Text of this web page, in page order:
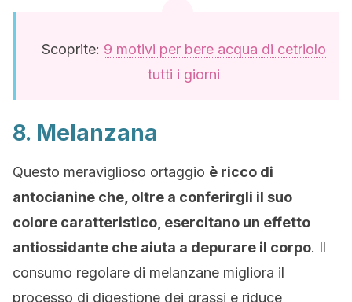
Scoprite: 9 motivi per bere acqua di cetriolo
tutti i giorni
8. Melanzana
Questo meraviglioso ortaggio è ricco di
antocianine che, oltre a conferirgli il suo
colore caratteristico, esercitano un effetto
antiossidante che aiuta a depurare il corpo. Il
consumo regolare di melanzane migliora il
processo di digestione dei grassi e riduce